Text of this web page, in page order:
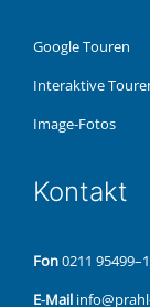
Google Touren
Inter­ak­ti­ve
Image-Fotos
Kon­takt
Fon0211
E‑Mail